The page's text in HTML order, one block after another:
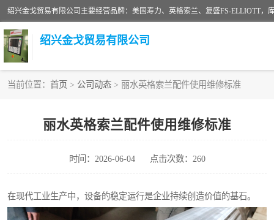
绍兴金戈贸易有限公司
当前位置： 首页 > 公司动态 > 丽水英格索兰配件使用维修标准
丽水英格索兰配件使用维修标准
时间：2026-06-04 点击次数：260
在现代工业生产中，设备的稳定运行是企业持续创造价值的基石。
美国寿力空压机零部件